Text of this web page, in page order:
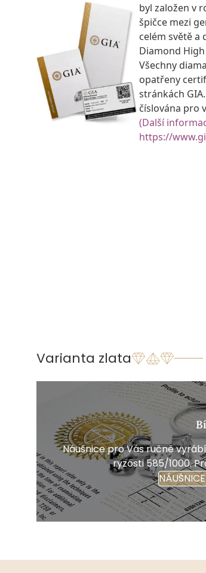
byl založen v
špičce mezi
celém světě a
Diamond
Všechny
opatřeny
stránkách
číslována pro
(Další
https://
Varianta zlata
Náušnice pro Vás ručně
ryzosti 585/1000.